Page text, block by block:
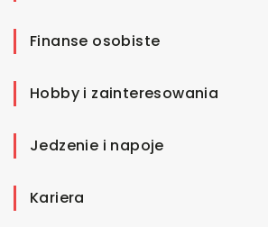
Finanse osobiste
Hobby i zainteresowania
Jedzenie i napoje
Kariera